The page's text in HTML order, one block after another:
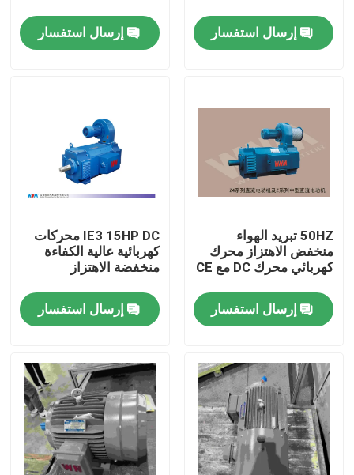
بيت
معلومات عنا
رقابة جودة
اتصل بنا
اطلب اقتباس
محرك كهربائي عالي الكفاءة
محركات كهربائية أحادية الطور
إرسال استفسار إرسال استفسار
50HZ تبريد الهواء
منخفض الاهتزاز محرك
كهربائي محرك DC مع CE
إرسال استفسار
IE3 15HP DC محركات
كهربائية عالية الكفاءة
منخفضة الاهتزاز
إرسال استفسار